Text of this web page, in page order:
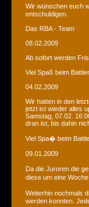
Wir wünschen euch
entschuldigen.
Das RBA - Team
08.02.2009
Ab sofort werden
Viel Spaß beim
04.02.2009
Wir hatten in den
jetzt ist wieder alles
Samstag, 07.02.
dran ist, bis dahin
Viel Spa� beim
09.01.2009
Da die Juroren die
diese um eine
Weiterhin nochmals
werden konnten.